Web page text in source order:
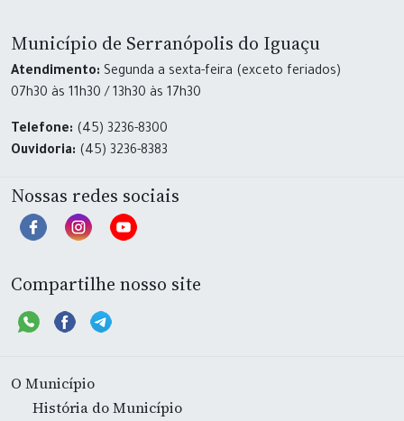
Município de Serranópolis do Iguaçu
Atendimento: Segunda a sexta-feira (exceto feriados)
07h30 às 11h30 / 13h30 às 17h30
Telefone: (45) 3236-8300
Ouvidoria: (45) 3236-8383
Nossas redes sociais
Compartilhe nosso site
O Município
História do Município